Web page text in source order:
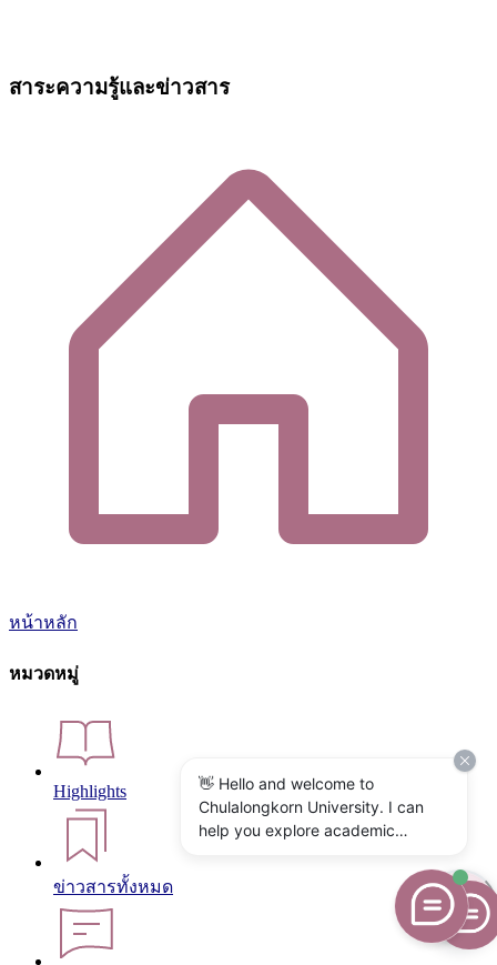
สาระความรู้และข่าวสาร
หน้าหลัก
หมวดหมู่
Highlights
ข่าวสารทั้งหมด
👋 Hello and welcome to
Chulalongkorn University. I can
help you explore academic